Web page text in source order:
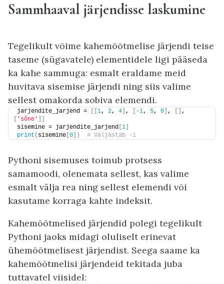
Sammhaaval järjendisse laskumine
Tegelikult võime kahemõõtmelise järjendi teise
taseme (sügavatele) elementidele ligi pääseda
ka kahe sammuga: esmalt eraldame meid
huvitava sisemise järjendi ning siis valime
sellest omakorda sobiva elemendi.
jarjendite_jarjend = [[1, 2, 4] , [ -1, 5, 0] , []
[ 'sõne' ]]
sisemine = jarjendite_jarjend [1]
print ( sisemine [0]) # Väljastab -1
Pythoni sisemuses toimub protsess
samamoodi, olenemata sellest, kas valime
esmalt välja rea ning sellest elemendi või
kasutame korraga kahte indeksit.
Kahemõõtmelised järjendid polegi tegelikult
Pythoni jaoks midagi oluliselt erinevat
ühemõõtmelisest järjendist. Seega saame ka
kahemõõtmelisi järjendeid tekitada juba
tuttavatel viisidel: